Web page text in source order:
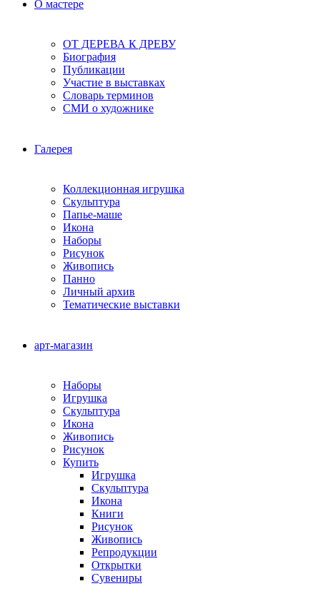
О мастере
ОТ ДЕРЕВА К ДРЕВУ
Биография
Публикации
Участие в выставках
Словарь терминов
СМИ о художнике
Галерея
Коллекционная игрушка
Скульптура
Папье-маше
Икона
Наборы
Рисунок
Живопись
Панно
Личный архив
Тематические выставки
арт-магазин
Наборы
Игрушка
Скульптура
Икона
Живопись
Рисунок
Купить
Игрушка
Скульптура
Икона
Книги
Рисунок
Живопись
Репродукции
Открытки
Сувениры